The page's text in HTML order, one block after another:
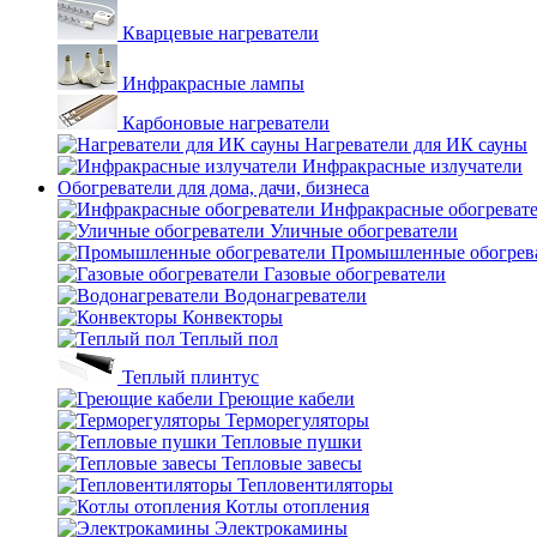
Кварцевые нагреватели
Инфракрасные лампы
Карбоновые нагреватели
Нагреватели для ИК сауны
Инфракрасные излучатели
Обогреватели для дома, дачи, бизнеса
Инфракрасные
Уличные обогреватели
Промышленные
Газовые обогреватели
Водонагреватели
Конвекторы
Теплый пол
Теплый плинтус
Греющие кабели
Терморегуляторы
Тепловые пушки
Тепловые завесы
Тепловентиляторы
Котлы отопления
Электрокамины